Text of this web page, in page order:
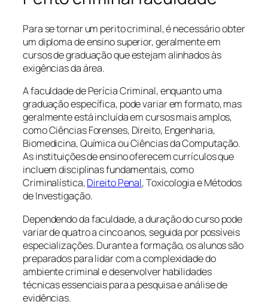
Para se tornar um perito criminal, é necessário obter
um diploma de ensino superior, geralmente em
cursos de graduação que estejam alinhados às
exigências da área.
A faculdade de Perícia Criminal, enquanto uma
graduação específica, pode variar em formato, mas
geralmente está incluída em cursos mais amplos,
como Ciências Forenses, Direito, Engenharia,
Biomedicina, Química ou Ciências da Computação.
As instituições de ensino oferecem currículos que
incluem disciplinas fundamentais, como
Criminalística,Direito Penal, Toxicologia e Métodos
de Investigação.
Dependendo da faculdade, a duração do curso pode
variar de quatro a cinco anos, seguida por possíveis
especializações. Durante a formação, os alunos são
preparados para lidar com a complexidade do
ambiente criminal e desenvolver habilidades
técnicas essenciais para a pesquisa e análise de
evidências.